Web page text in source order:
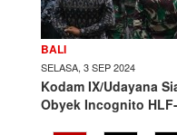
BALI
SELASA, 3 SEP 2024
Kodam IX/Udayana
Obyek Incognito